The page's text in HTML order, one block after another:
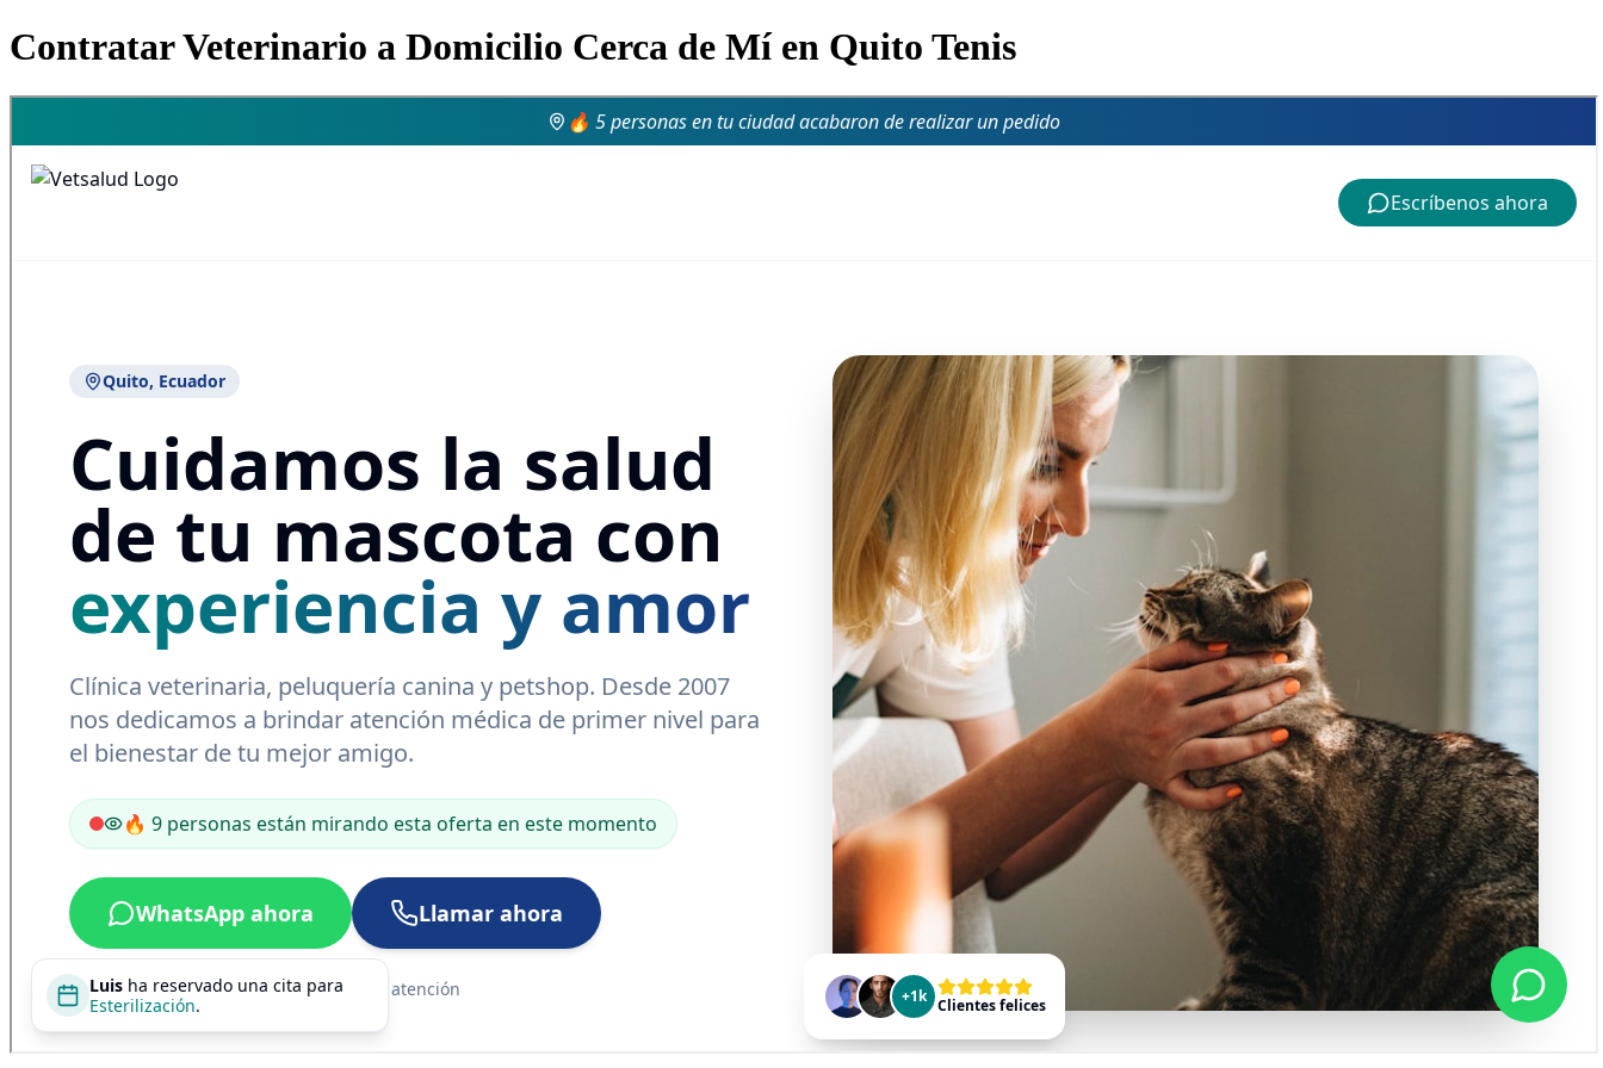
Contratar Veterinario a Domicilio Cerca de Mí en Quito Tenis